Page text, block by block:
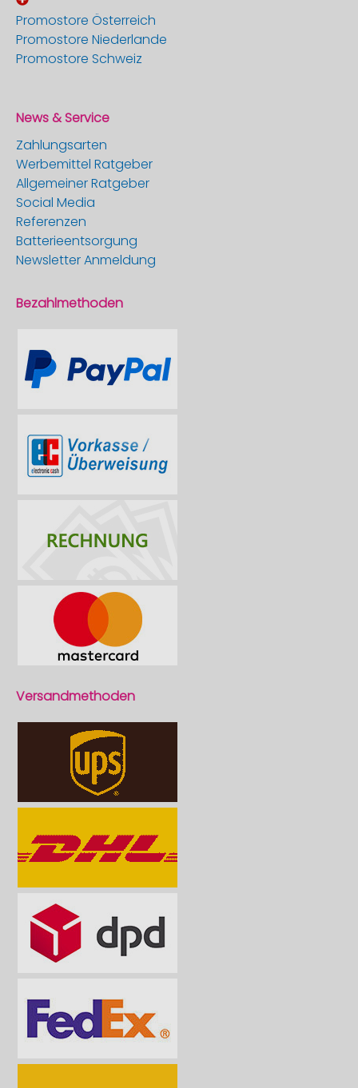
Promostore Österreich
Promostore Niederlande
Promostore Schweiz
News & Service
Zahlungsarten
Werbemittel Ratgeber
Allgemeiner Ratgeber
Social Media
Referenzen
Batterieentsorgung
Newsletter Anmeldung
Bezahlmethoden
Versandmethoden